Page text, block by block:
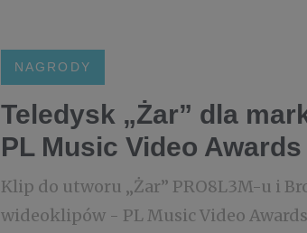
NAGRODY
Teledysk „Żar” dla
PL Music Video Awards
Klip do utworu „Żar” PRO8L3M-u i
wideoklipów - PL Music Video